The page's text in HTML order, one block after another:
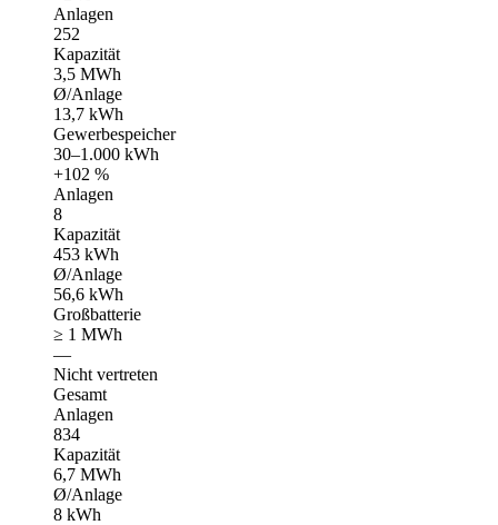
Anlagen
252
Kapazität
3,5 MWh
Ø/Anlage
13,7 kWh
Gewerbespeicher
30–1.000 kWh
+102 %
Anlagen
8
Kapazität
453 kWh
Ø/Anlage
56,6 kWh
Großbatterie
≥ 1 MWh
—
Nicht vertreten
Gesamt
Anlagen
834
Kapazität
6,7 MWh
Ø/Anlage
8 kWh